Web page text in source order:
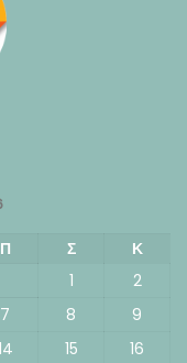
Π Σ
Κ
1
2
7 8
9
15
16